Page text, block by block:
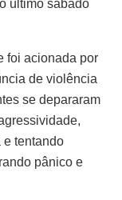
último sábado
foi acionada por
de violência
se depararam
e tentando
pânico e